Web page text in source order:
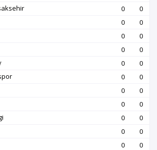
0
0
0
0
0
0
0
0
0
0
0
0
0
0
0
0
0
0
0
0
0
0